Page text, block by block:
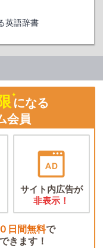
英語辞書
になる
会員
サイト内広告が
非表示！
日間無料で
きます！